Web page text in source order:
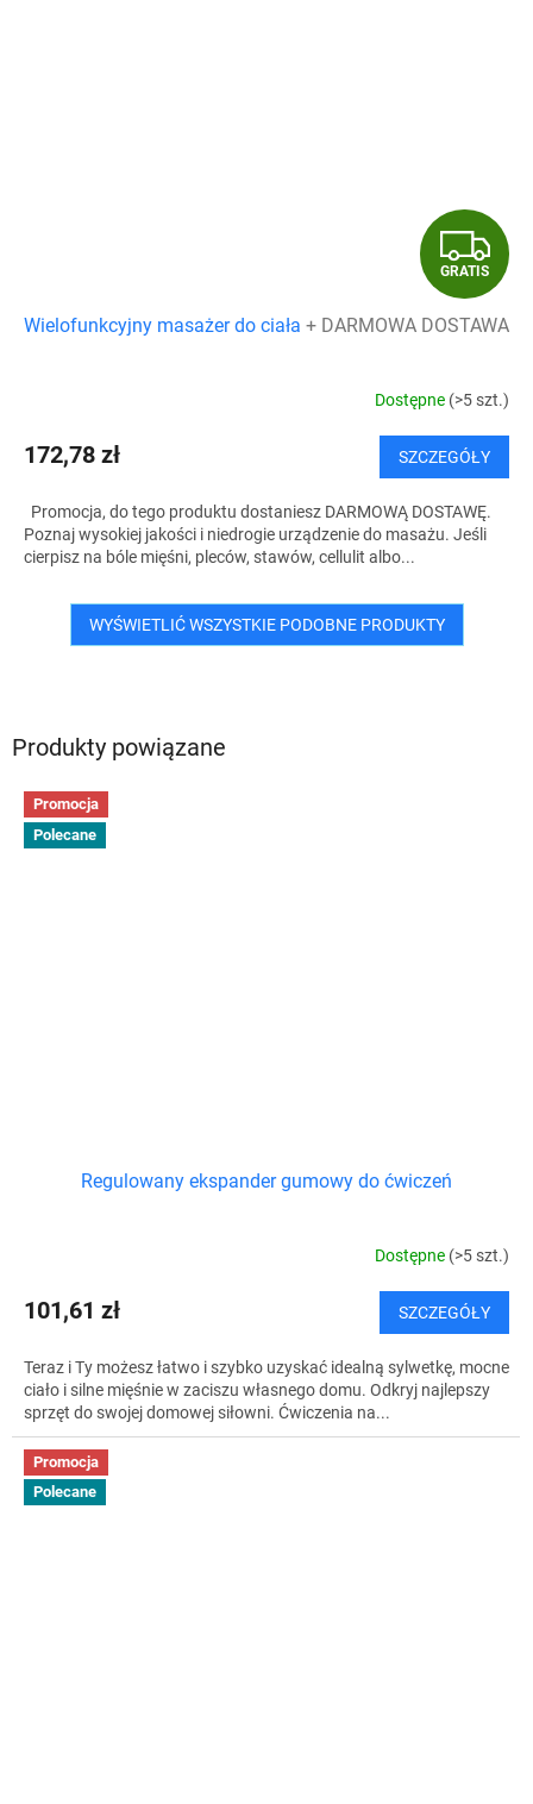
Produkty powiązane
Promocja
Polecane
Regulowany ekspander gumowy do ćwiczeń
Dostępne (>5 szt.)
101,61 zł SZCZEGÓŁY
Teraz i Ty możesz łatwo i szybko uzyskać idealną sylwetkę, mocne
ciało i silne mięśnie w zaciszu własnego domu. Odkryj najlepszy
sprzęt do swojej domowej siłowni. Ćwiczenia na...
Promocja
Polecane
G
R
A
T
I
S
GRATIS
Wielofunkcyjny masażer do ciała + DARMOWA DOSTAWA
Dostępne (>5 szt.)
172,78 zł SZCZEGÓŁY
Promocja, do tego produktu dostaniesz DARMOWĄ DOSTAWĘ.
Poznaj wysokiej jakości i niedrogie urządzenie do masażu. Jeśli
cierpisz na bóle mięśni, pleców, stawów, cellulit albo...
WYŚWIETLIĆ WSZYSTKIE PODOBNE PRODUKTY